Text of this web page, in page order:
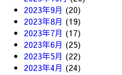
2023年9月 (20)
2023年8月 (19)
2023年7月 (17)
2023年6月 (25)
2023年5月 (22)
2023年4月 (24)